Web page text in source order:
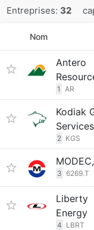
Entreprises: 32
Nom
Antero
1 AR
Kodiak
Services
2 KGS
3 6269.T
Liberty
Energy
4 LBRT